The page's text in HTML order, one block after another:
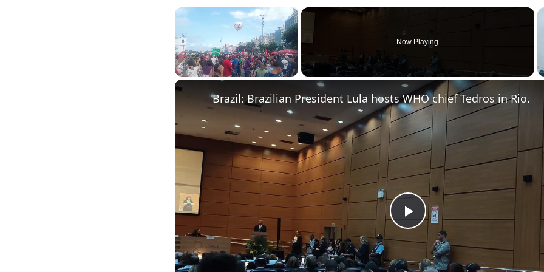
×
Now Playing
Play Video
Brazil: Brazilian President Lula hosts WHO chief Tedros in Rio.